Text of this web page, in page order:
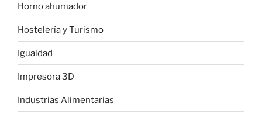
Horno ahumador
Hostelería y Turismo
Igualdad
Impresora 3D
Industrias Alimentarias